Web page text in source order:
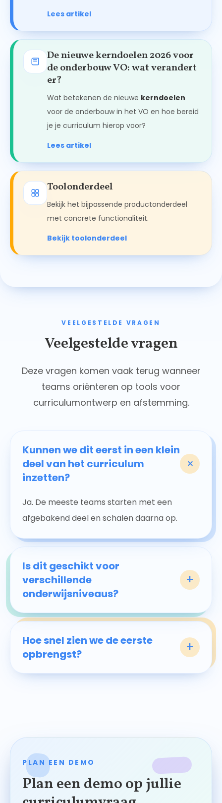
Lees artikel
De nieuwe kerndoelen 2026 voor
de onderbouw VO: wat verandert
er?
Wat betekenen de nieuwe kerndoelen
voor de onderbouw in het VO en hoe bereid
je je curriculum hierop voor?
Lees artikel
Toolonderdeel
Bekijk het bijpassende productonderdeel
met concrete functionaliteit.
Bekijk toolonderdeel
VEELGESTELDE VRAGEN
Veelgestelde vragen
Deze vragen komen vaak terug wanneer
teams oriënteren op tools voor
curriculumontwerp en afstemming.
Kunnen we dit eerst in een klein
deel van het curriculum
inzetten?
+
Ja. De meeste teams starten met een
afgebakend deel en schalen daarna op.
Is dit geschikt voor
verschillende
onderwijsniveaus?
+
Hoe snel zien we de eerste
opbrengst?
+
PLAN EEN DEMO
Plan een demo op jullie